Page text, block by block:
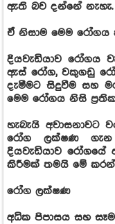
ඇති බව දන්නේ නැහැ.
ඒ නිසාම මෙම
දියවැඩියාව රෝගය
ඇස් රෝග, වකුගඩු
දැමීමට සිදුවීම සහ
මෙම රෝගය නිසි
හැබැයි අවාසනාවට
රෝග ලක්ෂණ
දියවැඩියාව
කිරීමක් තමයි මේ
රෝග ලක්ෂණ
අධික පිපාසය සහ